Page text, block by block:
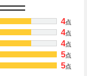
4点
4点
4点
5点
5点